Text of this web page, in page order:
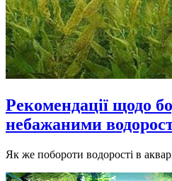
Рекомендації щодо
небажаними
Як же побороти водорості в